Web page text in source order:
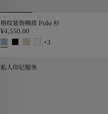
格纹装饰棉质 Polo 衫
¥4,550.00
+3
私人印记服务